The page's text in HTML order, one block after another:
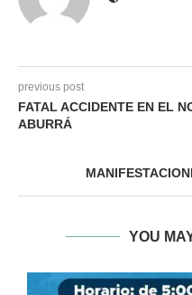
previous post
FATAL ACCIDENTE EN EL
ABURRÁ
YOU